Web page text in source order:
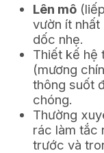
Lên mô
vườn ít nhất
dốc nhẹ.
Thiết kế hệ
(mương
thông suốt
chóng.
Thường
rác làm tắc
trước và